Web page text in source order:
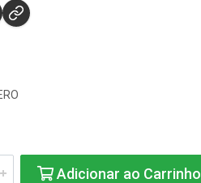
Adicionar ao Carrinho